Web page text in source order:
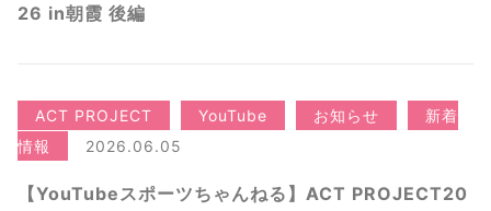
26 in朝霞 後編
ACT PROJECT YouTube お知らせ
新着
情報
2026.06.05
【YouTubeスポーツちゃんねる】ACT PROJECT20